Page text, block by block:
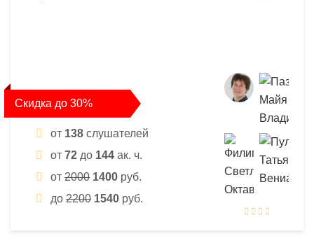
Скидка до 30%
от 138 слушателей
от 72 до 144 ак. ч.
от 2000 1400 руб.
до 2200 1540 руб.